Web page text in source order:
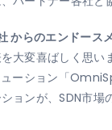
からのエンドース
大変喜ばしく思
ューション「
ョンが、SDN市場